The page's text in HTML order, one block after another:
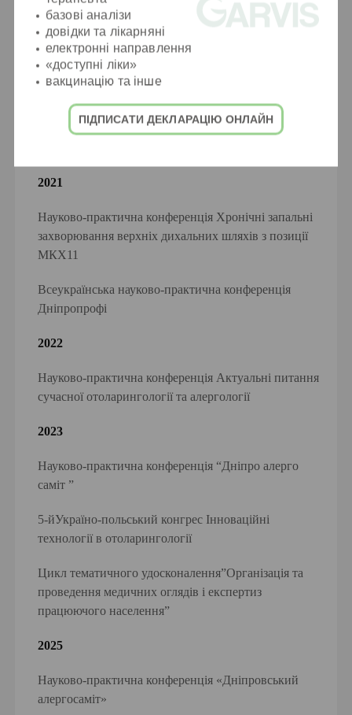
Курси і конференції
Технічне вдосконалення «Отоларингологія» м.
2021
Науково-практична конференція Хронічні запальні
захворювання верхніх дихальних шляхів з позиції
МКХ11
Всеукраїнська науково-практична конференція
Дніпропрофі
2022
Науково-практична конференція Актуальні питання
сучасної отоларингології та алергології
2023
Науково-практична конференція “Дніпро алерго
саміт ”
5-йУкраїно-польський конгрес Інноваційні
технології в отоларингології
Цикл тематичного удосконалення”Організація та
проведення медичних оглядів і експертиз
працюючого населення”
2025
Науково-практична конференція «Дніпровський
алергосаміт»
базові аналізи
довідки та лікарняні
електронні направлення
«доступні ліки»
вакцинацію та інше
ПІДПИСАТИ ДЕКЛАРАЦІЮ ОНЛАЙН